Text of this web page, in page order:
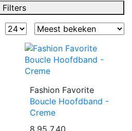
Filters
Fashion Favorite
Boucle Hoofdband -
Creme
8,95 7,40